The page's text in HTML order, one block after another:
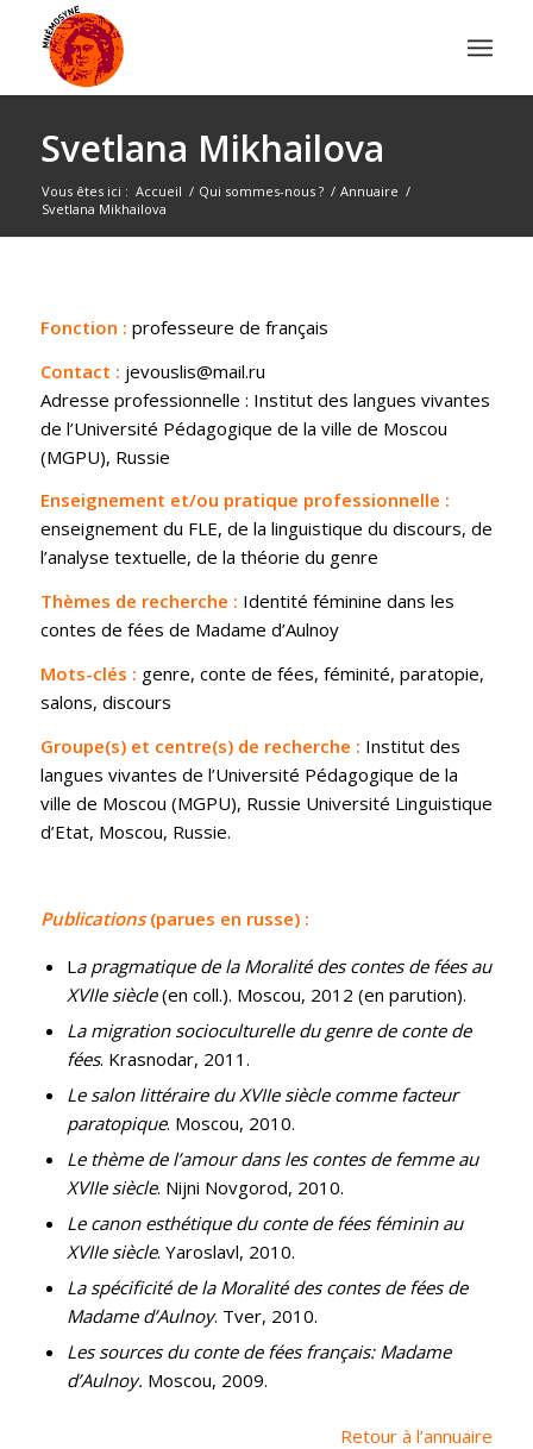
Svetlana Mikhailova
Vous êtes ici : Accueil / Qui sommes-nous ? / Annuaire /
Svetlana Mikhailova
Fonction : professeure de français
Contact : jevouslis@mail.ru
Adresse professionnelle : Institut des langues vivantes
de l’Université Pédagogique de la ville de Moscou
(MGPU), Russie
Enseignement et/ou pratique professionnelle :
enseignement du FLE, de la linguistique du discours, de
l’analyse textuelle, de la théorie du genre
Thèmes de recherche : Identité féminine dans les
contes de fées de Madame d’Aulnoy
Mots-clés : genre, conte de fées, féminité, paratopie,
salons, discours
Groupe(s) et centre(s) de recherche : Institut des
langues vivantes de l’Université Pédagogique de la
ville de Moscou (MGPU), Russie Université Linguistique
d’Etat, Moscou, Russie.
Publications(parues en russe) :
La pragmatique de la Moralité des contes de fées au
XVIIe siècle(en coll.). Moscou, 2012 (en parution).
La migration socioculturelle du genre de conte de
fées. Krasnodar, 2011.
Le salon littéraire du XVIIe siècle comme facteur
paratopique. Moscou, 2010.
Le thème de l’amour dans les contes de femme au
XVIIe siècle. Nijni Novgorod, 2010.
Le canon esthétique du conte de fées féminin au
XVIIe siècle. Yaroslavl, 2010.
La spécificité de la Moralité des contes de fées de
Madame d’Aulnoy. Tver, 2010.
Les sources du conte de fées français: Madame
d’Aulnoy. Moscou, 2009.
Retour à l’annuaire